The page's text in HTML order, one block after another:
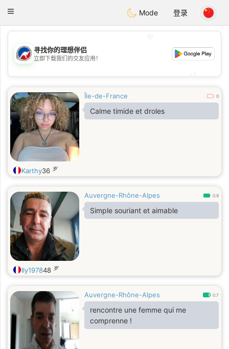
AustraliaChat
Toggle
Mode 登录
💖
💕
寻找你的理想伴侣
立即下载我们的交友应用！
Île-de-France 0
Calme timide et droles
Karthy36 岁
Auvergne-Rhône-Alpes 0.9
Simple souriant et aimable
Ily197848 岁
Auvergne-Rhône-Alpes 0.7
rencontre une femme qui me
comprenne !